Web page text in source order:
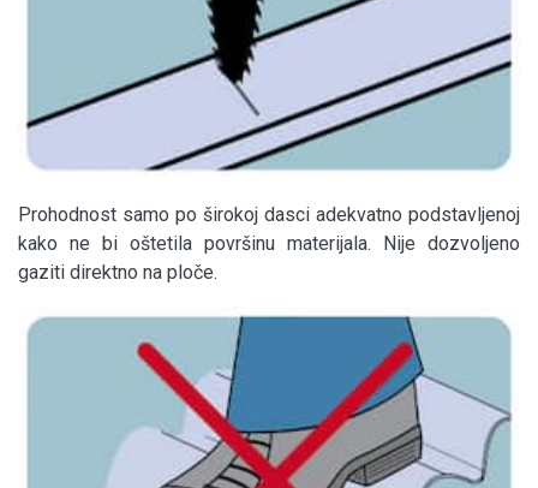
Prohodnost samo po širokoj dasci adekvatno podstavljenoj
kako ne bi oštetila površinu materijala. Nije dozvoljeno
gaziti direktno na ploče.